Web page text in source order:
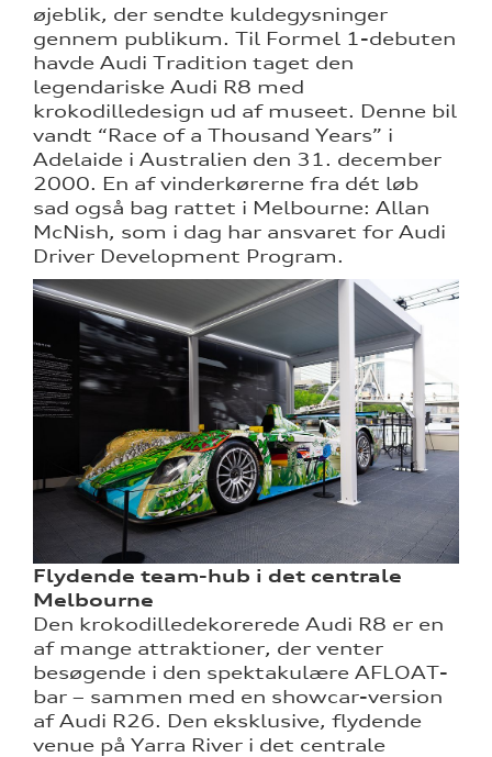
øjeblik, der sendte kuldegysninger
gennem publikum. Til Formel 1-debuten
havde Audi Tradition taget den
legendariske Audi R8 med
krokodilledesign ud af museet. Denne bil
vandt “Race of a Thousand Years” i
Adelaide i Australien den 31. december
2000. En af vinderkørerne fra dét løb
sad også bag rattet i Melbourne: Allan
McNish, som i dag har ansvaret for Audi
Driver Development Program.
Flydende team-hub i det centrale
Melbourne
Den krokodilledekorerede Audi R8 er en
af mange attraktioner, der venter
besøgende i den spektakulære AFLOAT-
bar – sammen med en showcar-version
af Audi R26. Den eksklusive, flydende
venue på Yarra River i det centrale